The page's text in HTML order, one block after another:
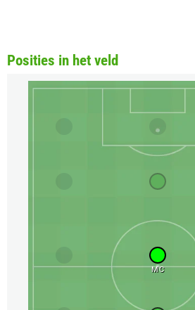
Posities in het veld
MC